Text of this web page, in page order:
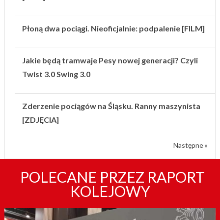
Płoną dwa pociągi. Nieoficjalnie: podpalenie [FILM]
Jakie będą tramwaje Pesy nowej generacji? Czyli
Twist 3.0 Swing 3.0
Zderzenie pociągów na Śląsku. Ranny maszynista
[ZDJĘCIA]
Następne »
POLECANE PRZEZ RAPORT
KOLEJOWY